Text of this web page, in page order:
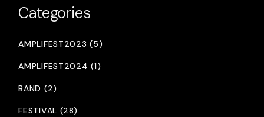
Categories
AMPLIFEST2023 (5)
AMPLIFEST2024 (1)
BAND (2)
FESTIVAL (28)